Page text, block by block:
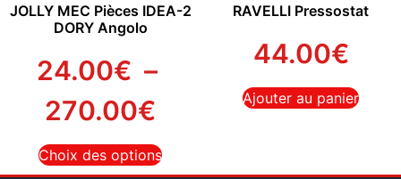
JOLLY MEC Pièces IDEA-2
DORY Angolo
24.00€ –
270.00€
Choix des options
RAVELLI Pressostat
44.00€
Ajouter au panier